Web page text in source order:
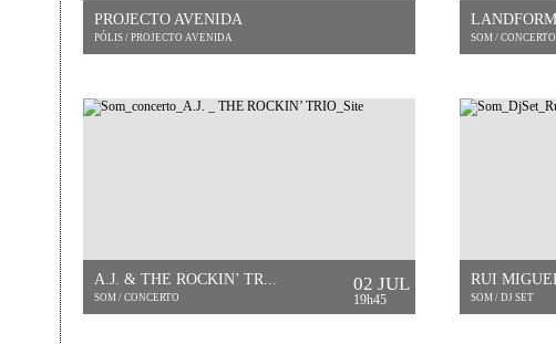
PROJECTO AVENIDA
PÓLIS / PROJECTO AVENIDA SOM / CONCERTO
A.J. & THE ROCKIN’ TR...
SOM / CONCERTO
02 JUL
19h45
RUI
SOM / DJ SET